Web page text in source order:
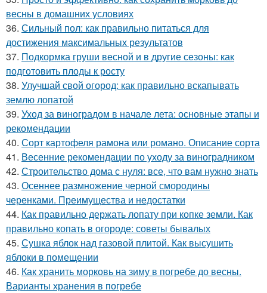
весны в домашних условиях
36. Сильный пол: как правильно питаться для
достижения максимальных результатов
37. Подкормка груши весной и в другие сезоны: как
подготовить плоды к росту
38. Улучшай свой огород: как правильно вскапывать
землю лопатой
39. Уход за виноградом в начале лета: основные этапы и
рекомендации
40. Сорт картофеля рамона или романо. Описание сорта
41. Весенние рекомендации по уходу за виноградником
42. Строительство дома с нуля: все, что вам нужно знать
43. Осеннее размножение черной смородины
черенками. Преимущества и недостатки
44. Как правильно держать лопату при копке земли. Как
правильно копать в огороде: советы бывалых
45. Сушка яблок над газовой плитой. Как высушить
яблоки в помещении
46. Как хранить морковь на зиму в погребе до весны.
Варианты хранения в погребе